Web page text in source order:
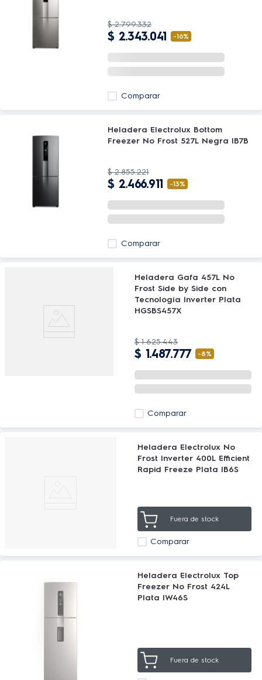
$ 2.799.332
$ 2.343.041 -16%
Comparar
Heladera Electrolux Bottom
Freezer No Frost 527L Negra IB7B
$ 2.855.221
$ 2.466.911 -13%
Comparar
Heladera Gafa 457L No
Frost Side by Side con
Tecnología Inverter Plata
HGSBS457X
$ 1.625.443
$ 1.487.777 -8%
Comparar
Heladera Electrolux No
Frost Inverter 400L Efficient
Rapid Freeze Plata IB6S
Fuera de stock
Comparar
Heladera Electrolux Top
Freezer No Frost 424L
Plata IW46S
Fuera de stock